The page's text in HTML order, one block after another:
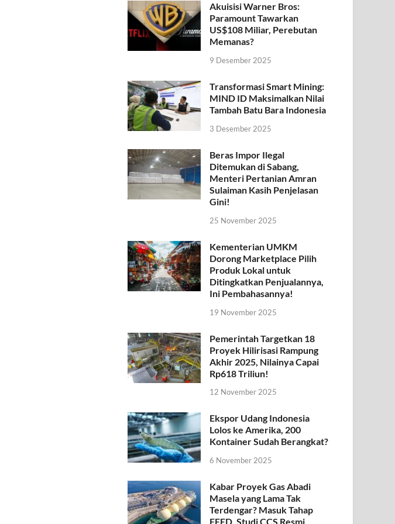
Akuisisi Warner Bros:
Paramount Tawarkan
US$108 Miliar, Perebutan
Memanas?
9 Desember 2025
Transformasi Smart Mining:
MIND ID Maksimalkan Nilai
Tambah Batu Bara Indonesia
3 Desember 2025
Beras Impor Ilegal
Ditemukan di Sabang,
Menteri Pertanian Amran
Sulaiman Kasih Penjelasan
Gini!
25 November 2025
Kementerian UMKM
Dorong Marketplace Pilih
Produk Lokal untuk
Ditingkatkan Penjualannya,
Ini Pembahasannya!
19 November 2025
Pemerintah Targetkan 18
Proyek Hilirisasi Rampung
Akhir 2025, Nilainya Capai
Rp618 Triliun!
12 November 2025
Ekspor Udang Indonesia
Lolos ke Amerika, 200
Kontainer Sudah Berangkat?
6 November 2025
Kabar Proyek Gas Abadi
Masela yang Lama Tak
Terdengar? Masuk Tahap
FEED, Studi CCS Resmi